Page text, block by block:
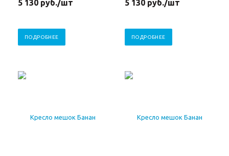
5 130 руб./шт
ПОДРОБНЕЕ
5 130 руб./шт
ПОДРОБНЕЕ